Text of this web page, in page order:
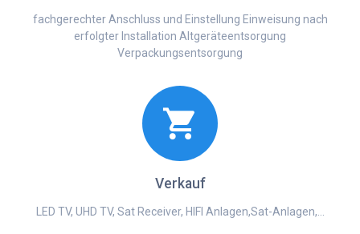
fachgerechter Anschluss und Einstellung Einweisung nach
erfolgter Installation Altgeräteentsorgung
Verpackungsentsorgung
Verkauf
LED TV, UHD TV, Sat Receiver, HIFI Anlagen,Sat-Anlagen,…